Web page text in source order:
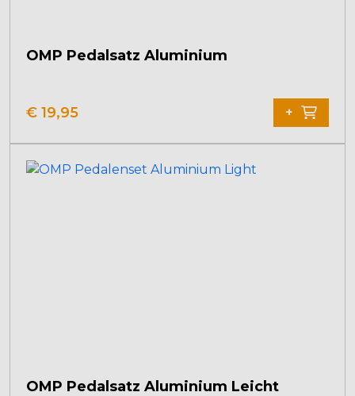
OMP Pedalsatz Aluminium
€ 19,95 +
OMP Pedalsatz Aluminium Leicht